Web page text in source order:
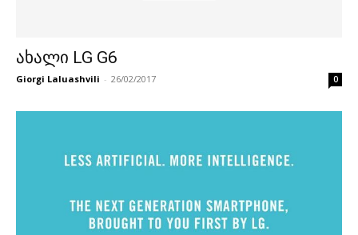
ახალი LG G6
Giorgi Laluashvili - 26/02/2017 0